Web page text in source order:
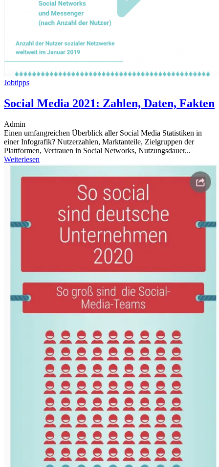
Jobtipps
Social Media 2021: Zahlen, Daten, Fakten
Admin
Einen umfangreichen Überblick aller Social Media Statistiken in
einer Infografik? Nutzerzahlen, Marktanteile, Zielgruppen der
Plattformen, Vertrauen in Social Networks, Nutzungsdauer...
Weiterlesen